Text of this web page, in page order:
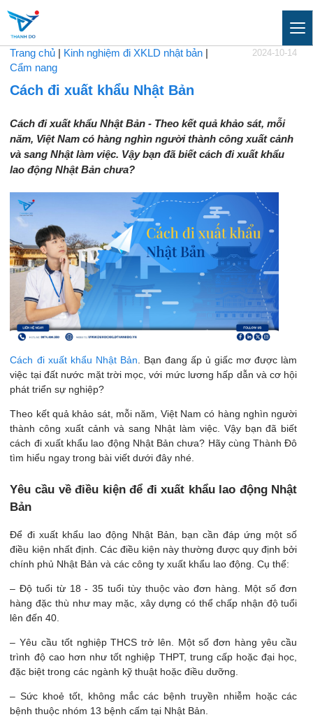
Trang chủ Kinh nghiệm đi XKLD nhật bản
Cẩm nang
2024-10-14
Cách đi xuất khẩu Nhật Bản
Cách đi xuất khẩu Nhật Bản - Theo kết quả khảo sát, mỗi
năm, Việt Nam có hàng nghìn người thành công xuất cảnh
và sang Nhật làm việc. Vậy bạn đã biết cách đi xuất khẩu
lao động Nhật Bản chưa?
Cách đi xuất khẩu Nhật Bản . Bạn đang ấp ủ giấc mơ được làm
việc tại đất nước mặt trời mọc, với mức lương hấp dẫn và cơ hội
phát triển sự nghiệp?
Theo kết quả khảo sát, mỗi năm, Việt Nam có hàng nghìn người
thành công xuất cảnh và sang Nhật làm việc. Vậy bạn đã biết
cách đi xuất khẩu lao động Nhật Bản chưa? Hãy cùng Thành Đô
tìm hiểu ngay trong bài viết dưới đây nhé.
Yêu cầu về điều kiện để đi xuất khẩu lao động Nhật
Bản
Để đi xuất khẩu lao động Nhật Bản, bạn cần đáp ứng một số
điều kiện nhất định. Các điều kiện này thường được quy định bởi
chính phủ Nhật Bản và các công ty xuất khẩu lao động. Cụ thể:
– Độ tuổi từ 18 - 35 tuổi tùy thuộc vào đơn hàng. Một số đơn
hàng đặc thù như may mặc, xây dựng có thể chấp nhận độ tuổi
lên đến 40​.
– Yêu cầu tốt nghiệp THCS trở lên. Một số đơn hàng yêu cầu
trình độ cao hơn như tốt nghiệp THPT, trung cấp hoặc đại học,
đặc biệt trong các ngành kỹ thuật hoặc điều dưỡng.
– Sức khoẻ tốt, không mắc các bệnh truyền nhiễm hoặc các
bệnh thuộc nhóm 13 bệnh cấm tại Nhật Bản.